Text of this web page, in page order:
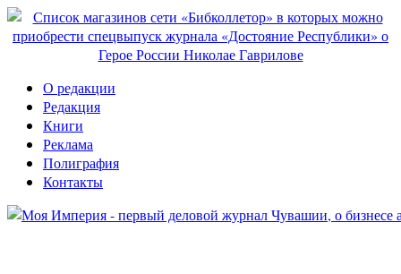
О редакции
Редакция
Книги
Реклама
Полиграфия
Контакты